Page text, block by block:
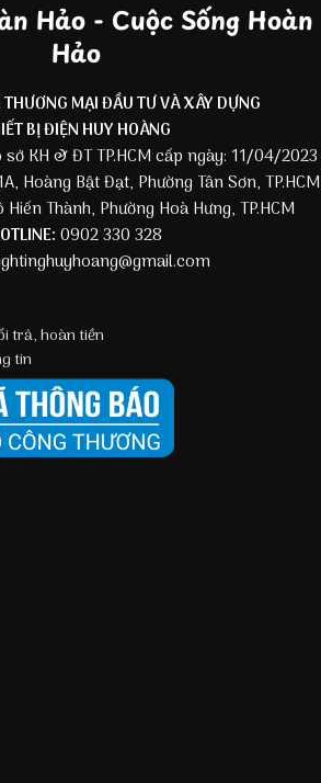
Hảo - Cuộc Sống Hoàn
Hảo
MẠI ĐẦU TƯ VÀ XÂY DỰNG
BỊ ĐIỆN HUY HOÀNG
KH & ĐT TP.HCM cấp ngày: 11/04/2023
Hoàng Bật Đạt, Phường Tân Sơn, TP.HCM
Hiến Thành, Phường Hoà Hưng, TP.HCM
0902 330 328
trả, hoàn tiền
tin